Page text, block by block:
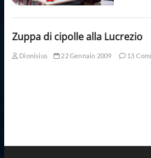
Zuppa di cipolle alla Lucrezio
Dionisius 22 Gennaio 2009 13